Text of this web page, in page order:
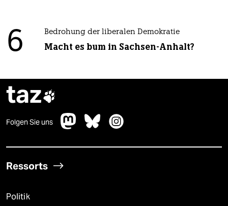
6 Bedrohung der liberalen Demokratie
Macht es bum in Sachsen-Anhalt?
taz
Folgen Sie uns
Ressorts
Politik